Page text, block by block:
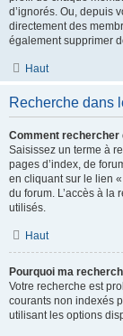
d’ignorés. Ou, depuis
directement des
également supprimer
Haut
Recherche dans
Comment rechercher
Saisissez un terme à
pages d’index, de
en cliquant sur le lien
du forum. L’accès à
utilisés.
Haut
Pourquoi ma
Votre recherche est
courants non indexés
utilisant les options